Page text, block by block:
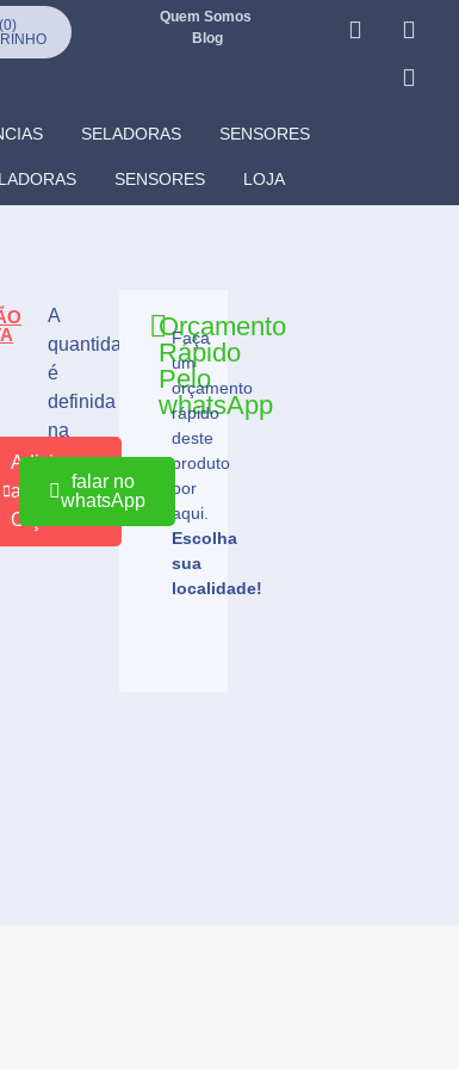
(0)
Quem Somos
Blog
SELADORAS SENSORES
SENSORES LOJA
Adicionar
ao
Orçamento
falar no
whatsApp
A
quantidade
é
definida
na
página
do
CARRINHO
Orçamento
Rápido
Pelo
whatsApp
Faça
um
orçamento
rápido
deste
produto
por
aqui.
Escolha
sua
localidade!
Goiânia